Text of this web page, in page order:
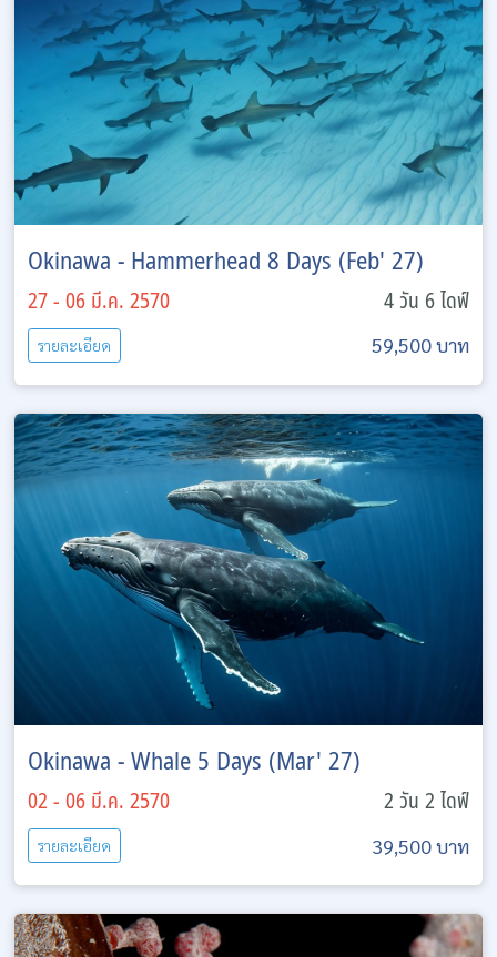
Okinawa - Hammerhead 8 Days (Feb' 27)
27 - 06 มี.ค. 2570 4 วัน 6 ไดฟ์
รายละเอียด 59,500 บาท
Okinawa - Whale 5 Days (Mar' 27)
02 - 06 มี.ค. 2570 2 วัน 2 ไดฟ์
รายละเอียด 39,500 บาท